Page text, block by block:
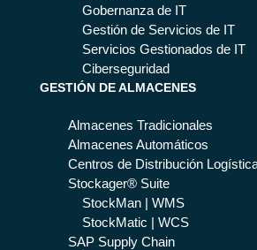
Gobernanza de IT
Gestión de Servicios de IT
Servicios Gestionados de IT
Ciberseguridad
GESTIÓN DE ALMACENES
Almacenes Tradicionales
Almacenes Automáticos
Centros de Distribución
Stockager® Suite
StockMan | WMS
StockMatic | WCS
SAP Supply Chain